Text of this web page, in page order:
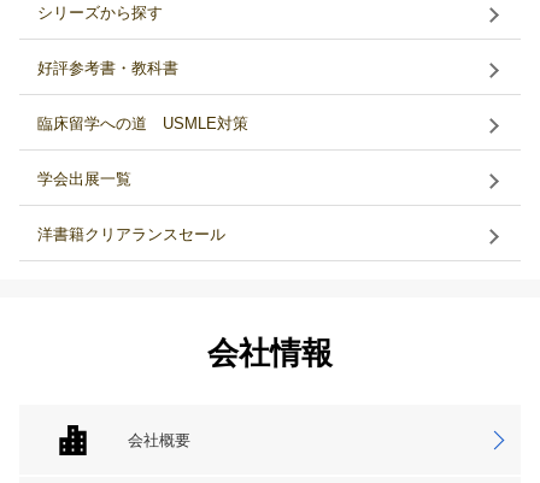
シリーズから探す
好評参考書・教科書
臨床留学への道 USMLE対策
学会出展一覧
洋書籍クリアランスセール
会社情報
会社概要